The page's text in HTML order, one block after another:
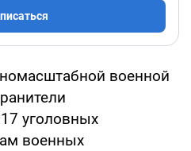
военной
уголовных
военных